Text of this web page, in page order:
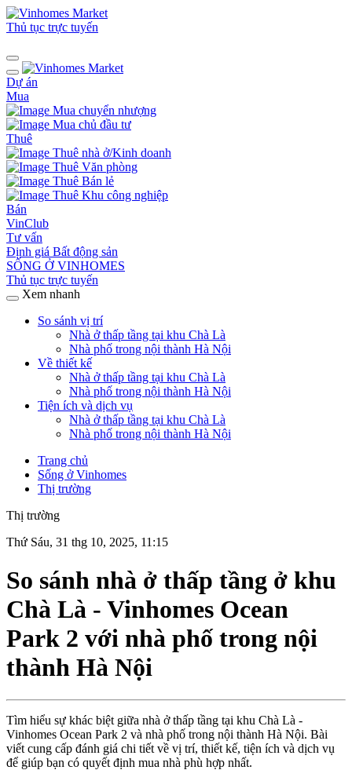
Thủ tục trực tuyến
Dự án
Mua
Mua chuyển nhượng
Mua chủ đầu tư
Thuê
Thuê nhà ở/Kinh doanh
Thuê Văn phòng
Thuê Bán lẻ
Thuê Khu công nghiệp
Bán
VinClub
Tư vấn
Định giá Bất động sản
SỐNG Ở VINHOMES
Thủ tục trực tuyến
Xem nhanh
So sánh vị trí
Nhà ở thấp tầng tại khu Chà Là
Nhà phố trong nội thành Hà Nội
Về thiết kế
Nhà ở thấp tầng tại khu Chà Là
Nhà phố trong nội thành Hà Nội
Tiện ích và dịch vụ
Nhà ở thấp tầng tại khu Chà Là
Nhà phố trong nội thành Hà Nội
Trang chủ
Sống ở Vinhomes
Thị trường
Thị trường
Thứ Sáu, 31 thg 10, 2025, 11:15
So sánh nhà ở thấp tầng ở khu
Chà Là - Vinhomes Ocean
Park 2 với nhà phố trong nội
thành Hà Nội
Tìm hiểu sự khác biệt giữa nhà ở thấp tầng tại khu Chà Là -
Vinhomes Ocean Park 2 và nhà phố trong nội thành Hà Nội. Bài
viết cung cấp đánh giá chi tiết về vị trí, thiết kế, tiện ích và dịch vụ
để giúp bạn có quyết định mua nhà phù hợp nhất.